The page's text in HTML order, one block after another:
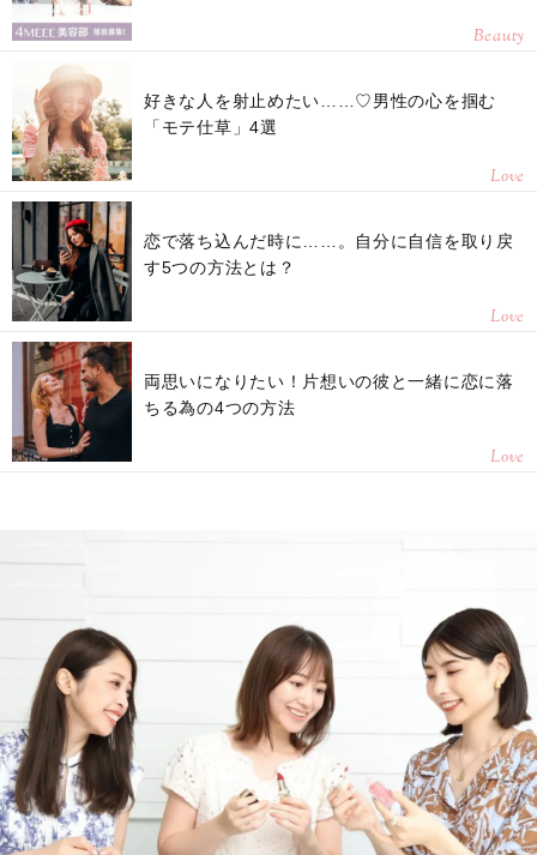
Beauty
好きな人を射止めたい……♡男性の心を掴む
「モテ仕草」4選
Love
恋で落ち込んだ時に……。自分に自信を取り戻
す5つの方法とは？
Love
両思いになりたい！片想いの彼と一緒に恋に落
ちる為の4つの方法
Love